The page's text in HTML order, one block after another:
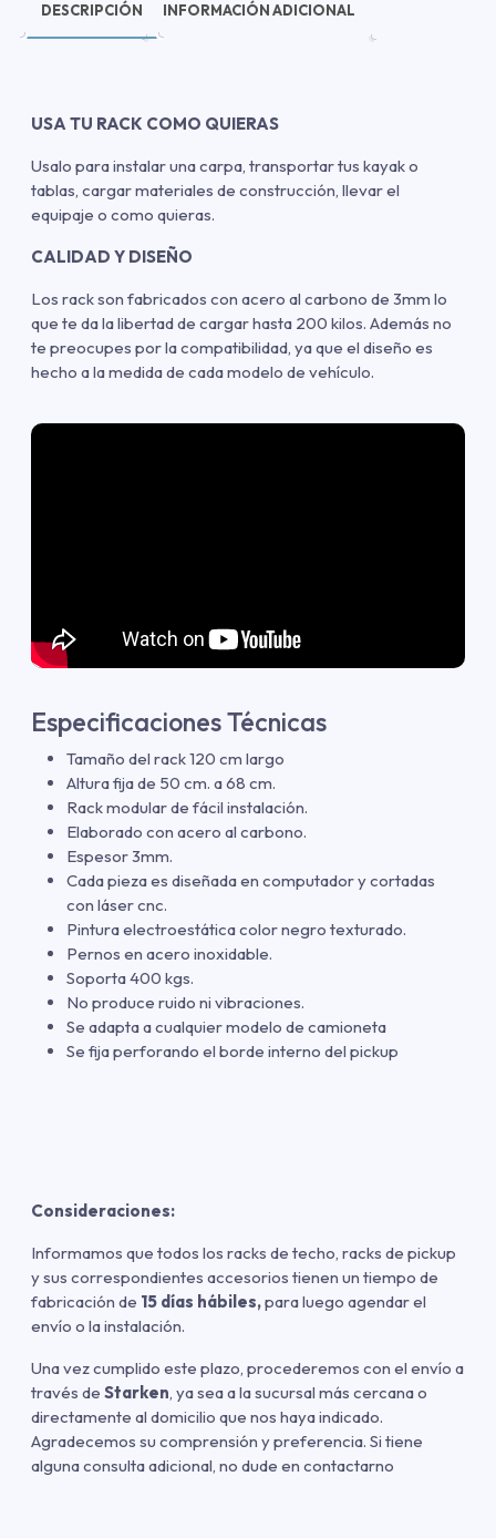
DESCRIPCIÓN INFORMACIÓN ADICIONAL
USA TU RACK COMO QUIERAS
Usalo para instalar una carpa, transportar tus kayak o
tablas, cargar materiales de construcción, llevar el
equipaje o como quieras.
CALIDAD Y DISEÑO
Los rack son fabricados con acero al carbono de 3mm lo
que te da la libertad de cargar hasta 200 kilos. Además no
te preocupes por la compatibilidad, ya que el diseño es
hecho a la medida de cada modelo de vehículo.
Especificaciones Técnicas
Tamaño del rack 120 cm largo
Altura fija de 50 cm. a 68 cm.
Rack modular de fácil instalación.
Elaborado con acero al carbono.
Espesor 3mm.
Cada pieza es diseñada en computador y cortadas
con láser cnc.
Pintura electroestática color negro texturado.
Pernos en acero inoxidable.
Soporta 400 kgs.
No produce ruido ni vibraciones.
Se adapta a cualquier modelo de camioneta
Se fija perforando el borde interno del pickup
Consideraciones:
Informamos que todos los racks de techo, racks de pickup
y sus correspondientes accesorios tienen un tiempo de
fabricación de 15 días hábiles,para luego agendar el
envío o la instalación.
Una vez cumplido este plazo, procederemos con el envío a
través de Starken , ya sea a la sucursal más cercana o
directamente al domicilio que nos haya indicado.
Agradecemos su comprensión y preferencia. Si tiene
alguna consulta adicional, no dude en contactarno